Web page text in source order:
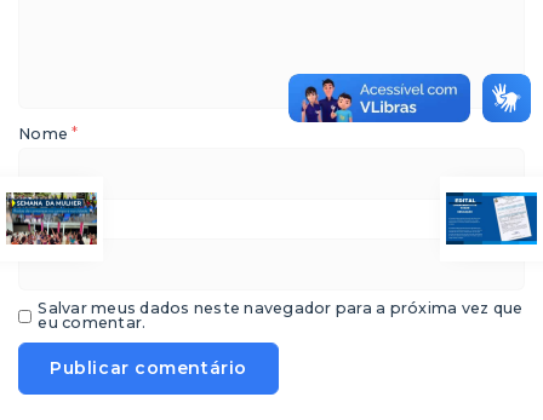
Nome*
E-mail*
Salvar meus dados neste navegador para a próxima vez que
eu comentar.